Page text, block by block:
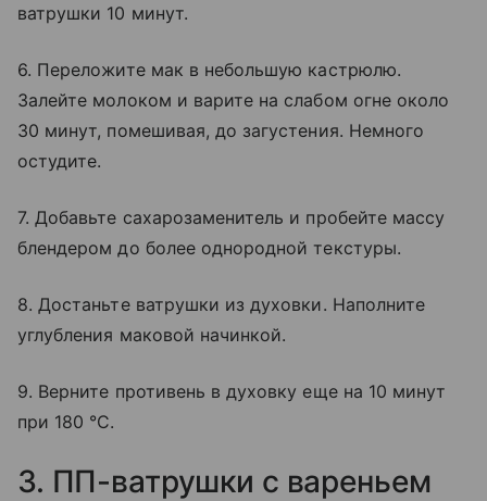
ватрушки 10 минут.
6. Переложите мак в небольшую кастрюлю.
Залейте молоком и варите на слабом огне около
30 минут, помешивая, до загустения. Немного
остудите.
7. Добавьте сахарозаменитель и пробейте массу
блендером до более однородной текстуры.
8. Достаньте ватрушки из духовки. Наполните
углубления маковой начинкой.
9. Верните противень в духовку еще на 10 минут
при 180 °C.
3. ПП-ватрушки с вареньем